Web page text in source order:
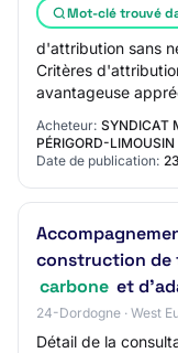
Mot-clé trouvé
d'attribution sans
Critères
avantageuse
Acheteur: SYNDICAT
PÉRIGORD-LIMOUSIN
Date de publication:
construction de
carbone et
24-Dordogne · West
Détail de la